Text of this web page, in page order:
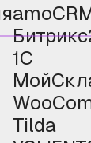
1С
Tilda